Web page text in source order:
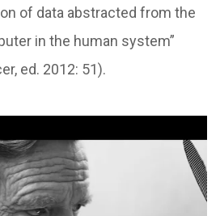
of data abstracted from the
in the human system”
ed. 2012: 51).